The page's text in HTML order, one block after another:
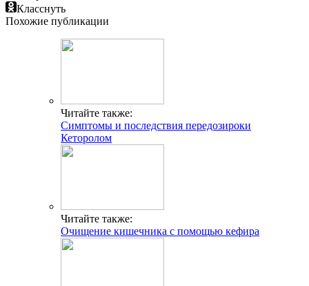
Класснуть
Похожие публикации
Читайте также:
Симптомы и последствия передозироки
Кеторолом
Читайте также:
Очищение кишечника с помощью кефира